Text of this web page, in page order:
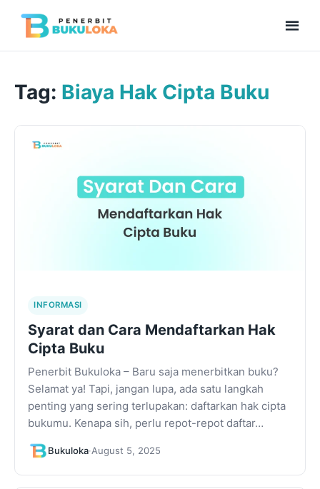
Menu
Bukuloka Digital
Tag: Biaya Hak Cipta Buku
INFORMASI
Syarat dan Cara Mendaftarkan Hak
Cipta Buku
Penerbit Bukuloka – Baru saja menerbitkan buku?
Selamat ya! Tapi, jangan lupa, ada satu langkah
penting yang sering terlupakan: daftarkan hak cipta
bukumu. Kenapa sih, perlu repot-repot daftar…
Bukuloka·August 5, 2025